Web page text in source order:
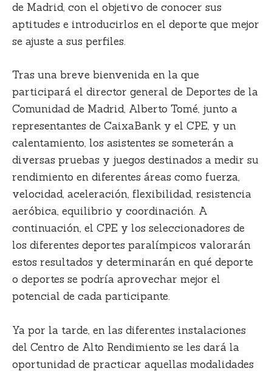
de Madrid, con el objetivo de conocer sus
aptitudes e introducirlos en el deporte que mejor
se ajuste a sus perfiles.
Tras una breve bienvenida en la que
participará el director general de Deportes de la
Comunidad de Madrid, Alberto Tomé, junto a
representantes de CaixaBank y el CPE, y un
calentamiento, los asistentes se someterán a
diversas pruebas y juegos destinados a medir su
rendimiento en diferentes áreas como fuerza,
velocidad, aceleración, flexibilidad, resistencia
aeróbica, equilibrio y coordinación. A
continuación, el CPE y los seleccionadores de
los diferentes deportes paralímpicos valorarán
estos resultados y determinarán en qué deporte
o deportes se podría aprovechar mejor el
potencial de cada participante.
Ya por la tarde, en las diferentes instalaciones
del Centro de Alto Rendimiento se les dará la
oportunidad de practicar aquellas modalidades